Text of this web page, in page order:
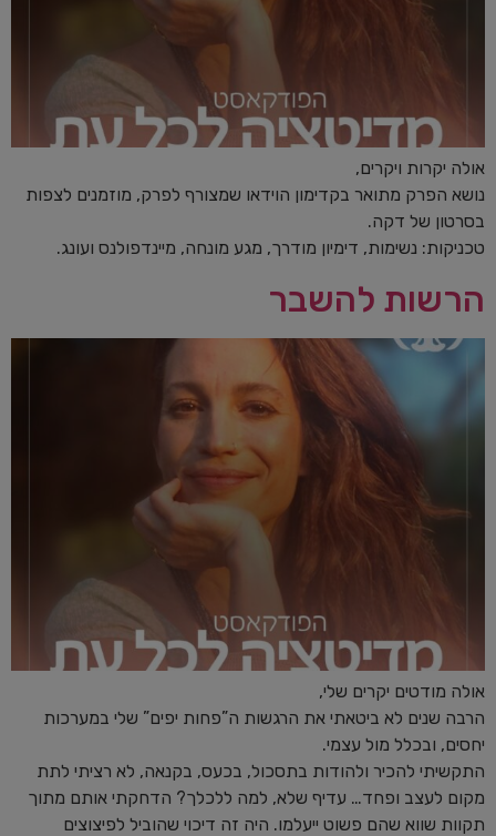
אולה יקרות ויקרים,
נושא הפרק מתואר בקדימון הוידאו שמצורף לפרק, מוזמנים לצפות
בסרטון של דקה.
טכניקות: נשימות, דימיון מודרך, מגע מונחה, מיינדפולנס ועונג.
הרשות להשבר
אולה מודטים יקרים שלי,
הרבה שנים לא ביטאתי את הרגשות ה”פחות יפים” שלי במערכות
יחסים, ובכלל מול עצמי.
התקשיתי להכיר ולהודות בתסכול, בכעס, בקנאה, לא רציתי לתת
מקום לעצב ופחד… עדיף שלא, למה ללכלך? הדחקתי אותם מתוך
תקוות שווא שהם פשוט ייעלמו. היה זה דיכוי שהוביל לפיצוצים